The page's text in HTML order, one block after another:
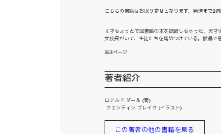
こちらの書籍はお取り寄せとなります。発送まで2
４才ちょっとで図書館の本を読破しちゃった、天
女校長がいて、生徒たちを痛めつけている。横暴
353ページ
著者紹介
ロアルド ダール (著)
クェンティン ブレイク (イラスト)
この著者の他の書籍を見る